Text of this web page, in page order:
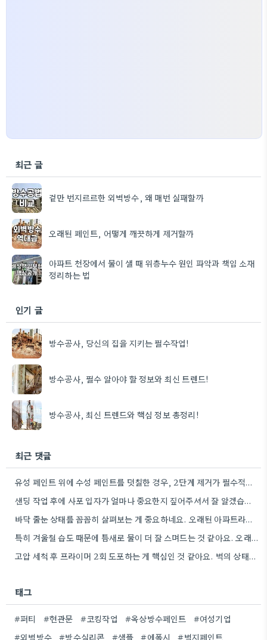
최근 글
겉만 번지르르한 외벽방수, 왜 매번 실패할까
오래된 페인트, 어떻게 깨끗하게 제거할까
아파트 천장에서 물이 샐 때 위층누수 원인 파악과 책임 소재
정리하는 법
인기 글
방수공사, 당신의 집을 지키는 필수작업!
방수공사, 필수 알아야 할 정보와 최신 트렌드!
방수공사, 최신 트렌드와 핵심 정보 총정리!
최근 댓글
유성 페인트 위에 수성 페인트를 덧칠한 경우, 2단계 제거가 필수적이라는 점을 강조해야겠네요.
샌딩 작업 후에 사포 입자가 얼마나 중요한지 짚어주셔서 잘 알겠습니다. 특히 얇은 사포를 여러 번…
바닥 줄눈 상태를 꼼꼼히 살펴보는 게 중요하네요. 오래된 아파트라면 줄눈부터 망가지기 쉬울 것 같아요.
특히 겨울철 습도 때문에 틈새로 물이 더 잘 스며드는 것 같아요. 오래된 건물일수록 이런 부분에…
고압 세척 후 프라이머 2회 도포하는 게 핵심인 것 같아요. 벽의 상태에 따라 흡수율이 달라지니까,…
태그
#퍼티 #현관문 #코킹작업 #옥상방수페인트
#여성기업
#외벽방수
#방수실리콘 #샘플 #에폭시 #벽지페인트